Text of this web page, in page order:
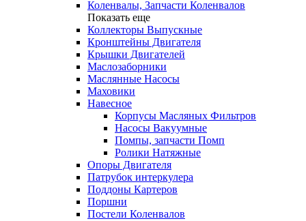
Коленвалы, Запчасти Коленвалов
Показать еще
Коллекторы Выпускные
Кронштейны Двигателя
Крышки Двигателей
Маслозаборники
Маслянные Насосы
Маховики
Навесное
Корпусы Масляных Фильтров
Насосы Вакуумные
Помпы, запчасти Помп
Ролики Натяжные
Опоры Двигателя
Патрубок интеркулера
Поддоны Картеров
Поршни
Постели Коленвалов